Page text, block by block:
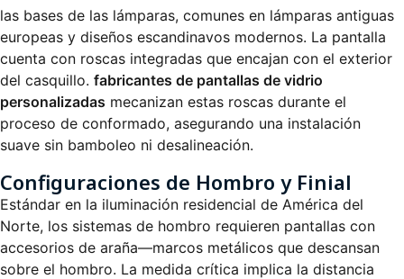
las bases de las lámparas, comunes en lámparas antiguas
europeas y diseños escandinavos modernos. La pantalla
cuenta con roscas integradas que encajan con el exterior
del casquillo. fabricantes de pantallas de vidrio
personalizadas mecanizan estas roscas durante el
proceso de conformado, asegurando una instalación
suave sin bamboleo ni desalineación.
Configuraciones de Hombro y Finial
Estándar en la iluminación residencial de América del
Norte, los sistemas de hombro requieren pantallas con
accesorios de araña—marcos metálicos que descansan
sobre el hombro. La medida crítica implica la distancia